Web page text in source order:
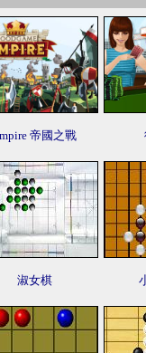
帝國之戰
淑女棋